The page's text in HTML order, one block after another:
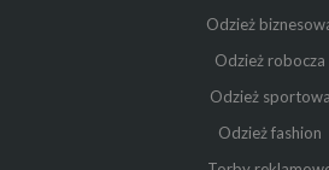
Odzież
Odzież robocza
Odzież sportowa
Odzież fashion